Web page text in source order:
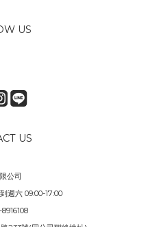
US
US
公司
週六 09:00-17:00